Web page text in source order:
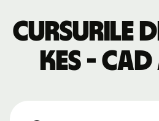
Cursurile
KES -